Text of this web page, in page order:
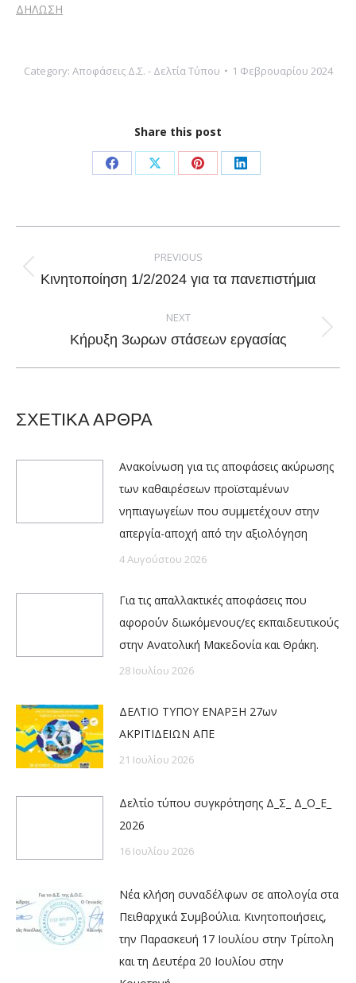
ΔΗΛΩΣΗ
Category: Αποφάσεις Δ.Σ. - Δελτία Τύπου 1 Φεβρουαρίου 2024
Share this post
Share
Facebook
Share
X
Share
Pinterest
Share
LinkedIn
navigation
PREVIOUS
Previous
Κινητοποίηση 1/2/2024 για τα πανεπιστήμια
NEXT
Next
Κήρυξη 3ωρων στάσεων εργασίας
ΣΧΕΤΙΚΑ ΑΡΘΡΑ
Ανακοίνωση για τις αποφάσεις ακύρωσης
των καθαιρέσεων προϊσταμένων
νηπιαγωγείων που συμμετέχουν στην
απεργία-αποχή από την αξιολόγηση
4 Αυγούστου 2026
Για τις απαλλακτικές αποφάσεις που
αφορούν διωκόμενους/ες εκπαιδευτικούς
στην Ανατολική Μακεδονία και Θράκη.
28 Ιουλίου 2026
ΔΕΛΤΙΟ ΤΥΠΟΥ ΕΝΑΡΞΗ 27ων
ΑΚΡΙΤΙΔΕΙΩΝ ΑΠΕ
21 Ιουλίου 2026
Δελτίο τύπου συγκρότησης Δ_Σ_ Δ_Ο_Ε_
2026
16 Ιουλίου 2026
Νέα κλήση συναδέλφων σε απολογία στα
Πειθαρχικά Συμβούλια. Κινητοποιήσεις,
την Παρασκευή 17 Ιουλίου στην Τρίπολη
και τη Δευτέρα 20 Ιουλίου στην